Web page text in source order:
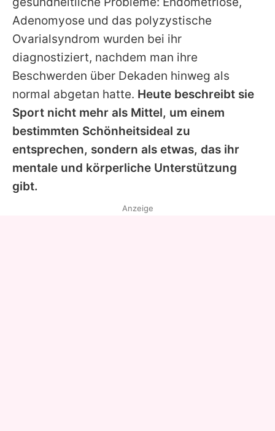
Adenomyose und das polyzystische
Ovarialsyndrom wurden bei ihr
diagnostiziert, nachdem man ihre
Beschwerden über Dekaden hinweg als
normal abgetan hatte. Heute beschreibt sie
Sport nicht mehr als Mittel, um einem
bestimmten Schönheitsideal zu
entsprechen, sondern als etwas, das ihr
mentale und körperliche Unterstützung
gibt.
Anzeige